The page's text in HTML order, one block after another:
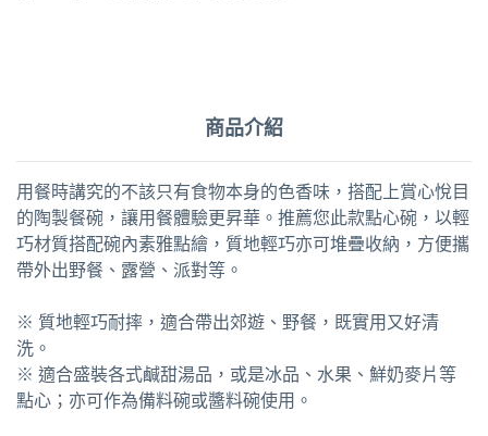
商品介紹
用餐時講究的不該只有食物本身的色香味，搭配上賞心悅目
的陶製餐碗，讓用餐體驗更昇華。推薦您此款點心碗，以輕
巧材質搭配碗內素雅點繪，質地輕巧亦可堆疊收納，方便攜
帶外出野餐、露營、派對等。
※ 質地輕巧耐摔，適合帶出郊遊、野餐，既實用又好清
洗。
※ 適合盛裝各式鹹甜湯品，或是冰品、水果、鮮奶麥片等
點心；亦可作為備料碗或醬料碗使用。